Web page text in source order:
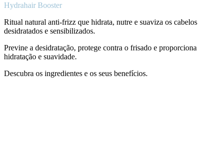
Hydrahair Booster
Ritual natural anti-frizz que hidrata, nutre e suaviza os cabelos
desidratados e sensibilizados.
Previne a desidratação, protege contra o frisado e proporciona
hidratação e suavidade.
Descubra os ingredientes e os seus benefícios.